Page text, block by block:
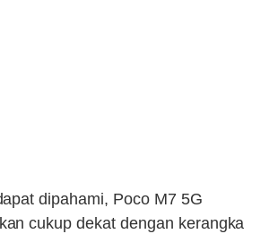
dipahami, Poco M7 5G
cukup dekat dengan kerangka